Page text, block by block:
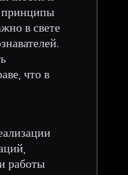
принципы
в свете
что в
работы